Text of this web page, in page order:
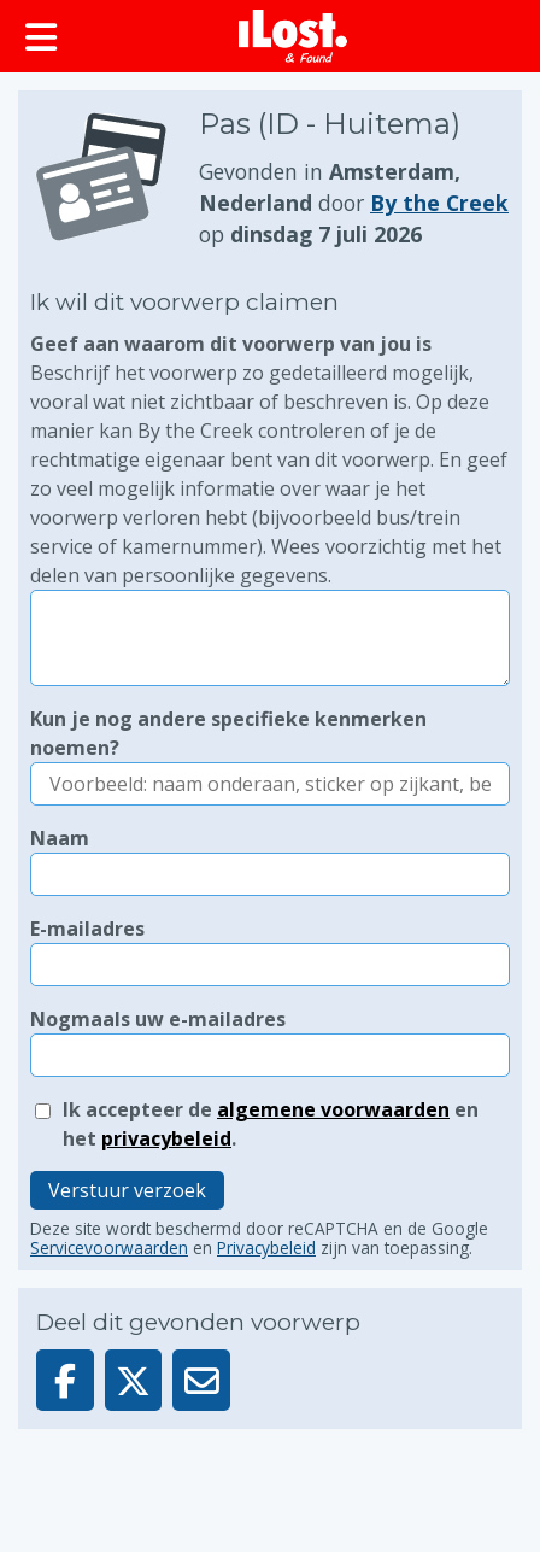
Pas (ID - Huitema)
Gevonden in Amsterdam,
Nederland door By the Creek
op dinsdag 7 juli 2026
Ik wil dit voorwerp claimen
Geef aan waarom dit voorwerp van jou is
Beschrijf het voorwerp zo gedetailleerd mogelijk,
vooral wat niet zichtbaar of beschreven is. Op deze
manier kan By the Creek controleren of je de
rechtmatige eigenaar bent van dit voorwerp. En geef
zo veel mogelijk informatie over waar je het
voorwerp verloren hebt (bijvoorbeeld bus/trein
service of kamernummer). Wees voorzichtig met het
delen van persoonlijke gegevens.
Kun je nog andere specifieke kenmerken
noemen?
Naam
E-mailadres
Nogmaals uw e-mailadres
Ik accepteer de algemene voorwaarden en
het privacybeleid.
Verstuur verzoek
Deze site wordt beschermd door reCAPTCHA en de Google
Servicevoorwaarden en Privacybeleid zijn van toepassing.
Deel dit gevonden voorwerp